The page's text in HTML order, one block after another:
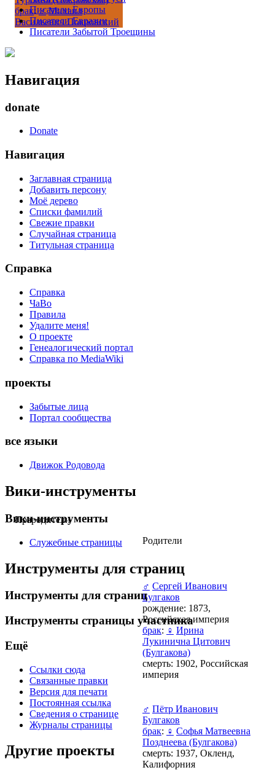
брак:♂ Михаил
Васильевич Покровский
Прародители
Родители
♂ Сергей Иванович
Булгаков
рождение: 1873,
Российская империя
брак: ♀ Ирина
Лукинична Цитович
(Булгакова)
смерть: 1902, Российская
империя
♂ Пётр Иванович
Булгаков
брак: ♀ Софья Матвеевна
Позднеева (Булгакова)
смерть: 1937, Окленд,
Калифорния
Писатели Европы
Писатели Евразии
Писатели Забытой Троещины
Навигация
donate
Donate
Навигация
Заглавная страница
Добавить персону
Моё дерево
Списки фамилий
Свежие правки
Случайная страница
Титульная страница
Справка
Справка
ЧаВо
Правила
Удалите меня!
О проекте
Генеалогический портал
Справка по MediaWiki
проекты
Забытые лица
Портал сообщества
все языки
Движок Родовода
Вики-инструменты
Вики-инструменты
Служебные страницы
Инструменты для страниц
Инструменты для страниц
Инструменты страницы участника
Ещё
Ссылки сюда
Связанные правки
Версия для печати
Постоянная ссылка
Сведения о странице
Журналы страницы
Другие проекты